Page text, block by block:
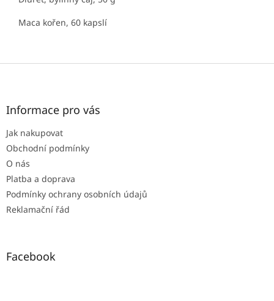
Maca kořen, 60 kapslí
Z
Informace pro vás
Jak nakupovat
Obchodní podmínky
O nás
Platba a doprava
Podmínky ochrany osobních údajů
Reklamační řád
Facebook